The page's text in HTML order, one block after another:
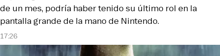
17:26
de un mes, podría haber tenido su último rol en la
pantalla grande de la mano de Nintendo.